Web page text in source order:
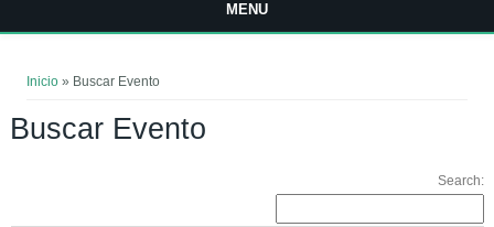
MENU
Inicio » Buscar Evento
Buscar Evento
Search: